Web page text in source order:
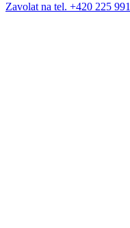
Zavolat na tel. +420 225